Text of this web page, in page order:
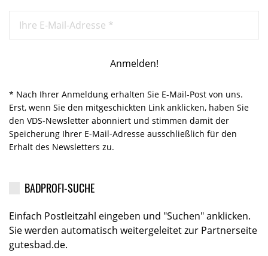
* Nach Ihrer Anmeldung erhalten Sie E-Mail-Post von uns.
Erst, wenn Sie den mitgeschickten Link anklicken, haben Sie
den VDS-Newsletter abonniert und stimmen damit der
Speicherung Ihrer E-Mail-Adresse ausschließlich für den
Erhalt des Newsletters zu.
BADPROFI-SUCHE
Einfach Postleitzahl eingeben und "Suchen" anklicken.
Sie werden automatisch weitergeleitet zur Partnerseite
gutesbad.de.